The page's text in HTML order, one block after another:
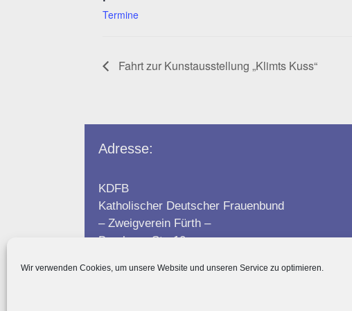
Wir verwenden Cookies, um unsere Website und unseren Service zu optimieren.
Termine
Fahrt zur Kunstausstellung „Klimts Kuss“
Adresse:
KDFB
Katholischer Deutscher Frauenbund
– Zweigverein Fürth –
Breslauer Str. 10
64658 Fürth/Odw.